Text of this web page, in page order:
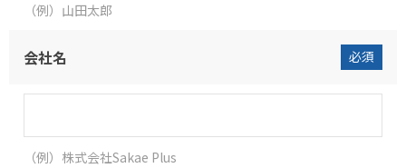
（例）⼭⽥太郎
会社名 必須
（例）株式会社Sakae Plus